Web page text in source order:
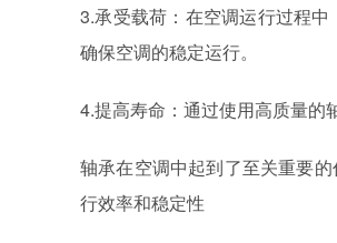
3.承受载荷：在空调运行过程
确保空调的稳定运行。
4.提高寿命：通过使用高质量的
轴承在空调中起到了至关重要
行效率和稳定性